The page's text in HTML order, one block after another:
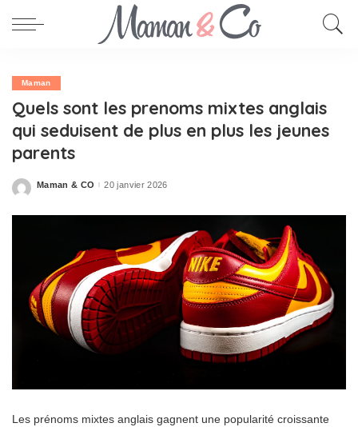
Maman
Quels sont les prenoms mixtes anglais
qui seduisent de plus en plus les jeunes
parents
Posted
Maman & CO 20 janvier 2026
Les prénoms mixtes anglais gagnent une popularité croissante